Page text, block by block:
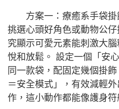
方案一：療癒系手袋掛
挑選心頭好角色或動物公
究顯示可愛元素能刺激大
悅和放鬆。 設定一個「安
同一款袋，配固定幾個掛
＝安全模式」，有效減輕
作，這小動作都能像護身符